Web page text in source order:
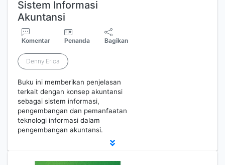
Sistem Informasi
Akuntansi
Komentar Penanda Bagikan
Denny Erica
Buku ini memberikan penjelasan
terkait dengan konsep akuntansi
sebagai sistem informasi,
pengembangan dan pemanfaatan
teknologi informasi dalam
pengembangan akuntansi.